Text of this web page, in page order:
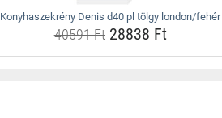
Konyhaszekrény Denis d40 pl tölgy london/fehér
40591 Ft28838 Ft